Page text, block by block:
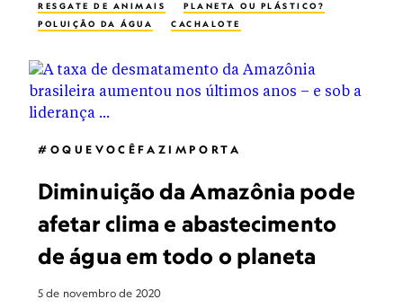
RESGATE DE ANIMAIS
PLANETA OU PLÁSTICO?
POLUIÇÃO DA ÁGUA
CACHALOTE
#OQUEVOCÊFAZIMPORTA
Diminuição da Amazônia pode
afetar clima e abastecimento
de água em todo o planeta
5 de novembro de 2020